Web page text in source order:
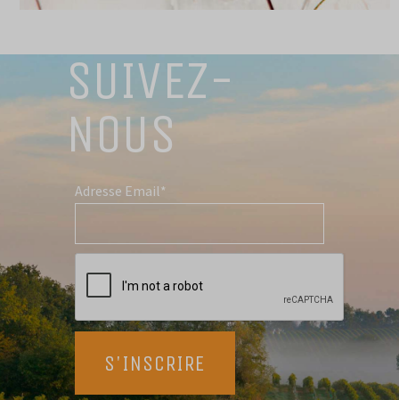
SUIVEZ-
NOUS
Adresse Email*